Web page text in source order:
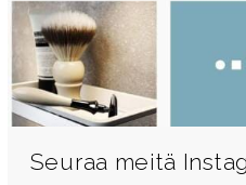
Seuraa meitä